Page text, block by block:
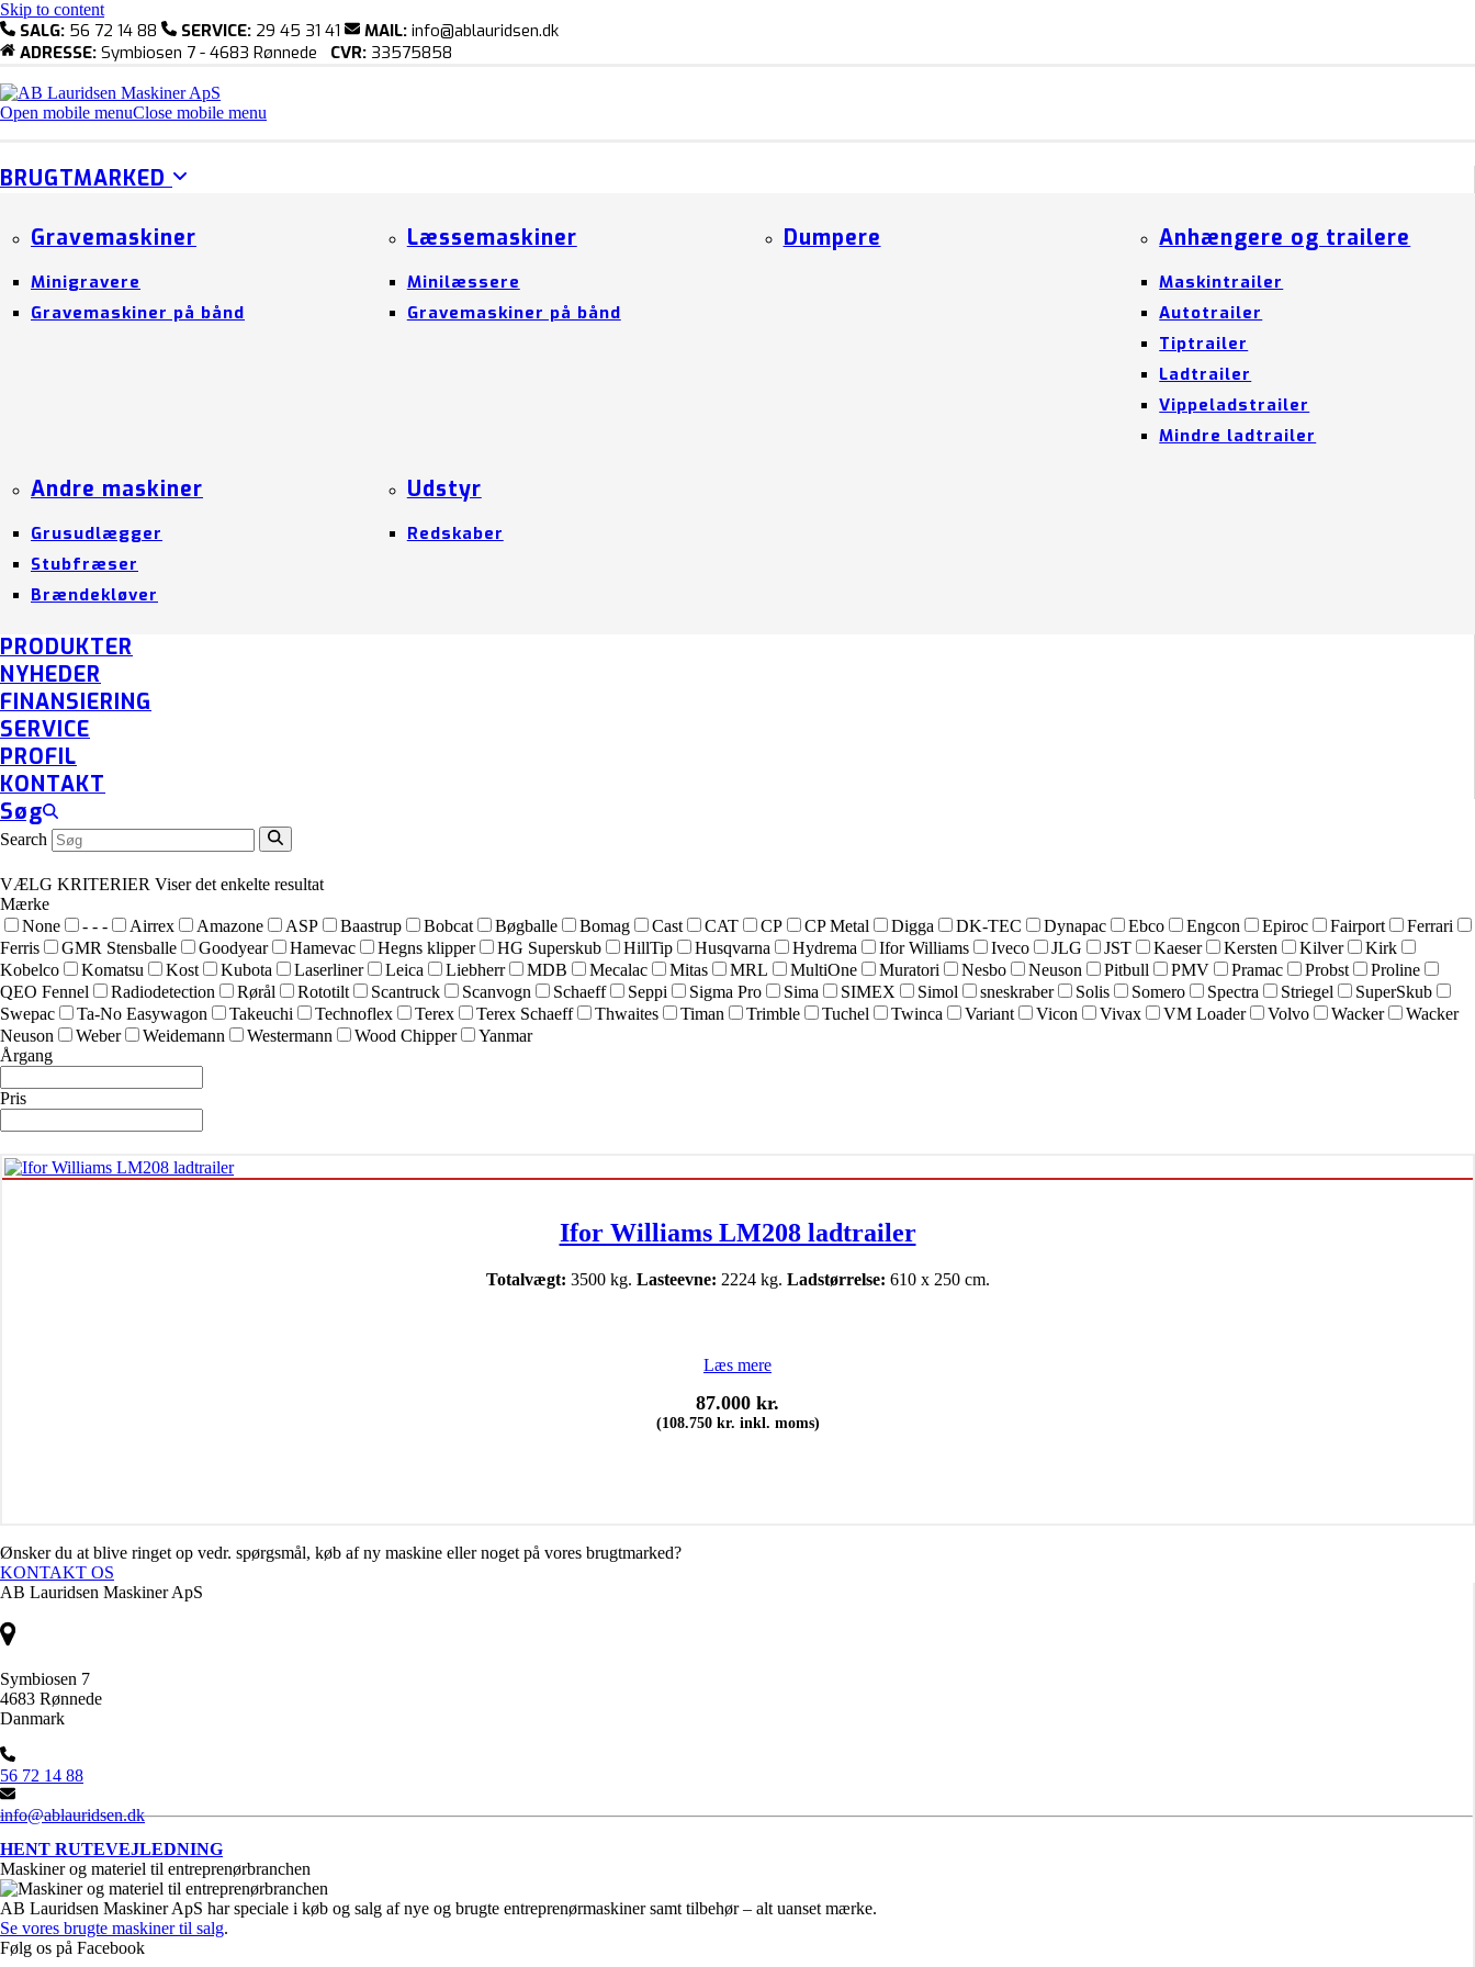
Skip to content
SALG: 56 72 14 88 SERVICE: 29 45 31 41 MAIL: info@ablauridsen.dk
ADRESSE: Symbiosen 7 - 4683 Rønnede CVR: 33575858
Open mobile menuClose mobile menu
BRUGTMARKED
Gravemaskiner
Minigravere
Gravemaskiner på bånd
Læssemaskiner
Minilæssere
Gravemaskiner på bånd
Dumpere Anhængere og trailere
Maskintrailer
Autotrailer
Tiptrailer
Ladtrailer
Vippeladstrailer
Mindre ladtrailer
Andre maskiner
Grusudlægger
Stubfræser
Brændekløver
Udstyr
Redskaber
PRODUKTER
NYHEDER
FINANSIERING
SERVICE
PROFIL
KONTAKT
Søg
Search
VÆLG KRITERIER Viser det enkelte resultat
Mærke
None
- - - Airrex Amazone ASP Baastrup Bobcat Bøgballe Bomag Cast CAT CP CP Metal Digga DK-TEC Dynapac Ebco Engcon Epiroc Fairport
Ferrari
Ferris
GMR Stensballe Goodyear Hamevac Hegns klipper HG Superskub HillTip Husqvarna Hydrema Ifor Williams Iveco JLG JST Kaeser Kersten Kilver
Kirk
Kobelco
Komatsu Kost Kubota Laserliner Leica Liebherr MDB Mecalac Mitas MRL MultiOne Muratori Nesbo Neuson Pitbull PMV Pramac Probst
Proline
QEO Fennel
Radiodetection Rørål Rototilt Scantruck Scanvogn Schaeff Seppi Sigma Pro Sima SIMEX Simol sneskraber Solis Somero Spectra Striegel
SuperSkub
Swepac
Ta-No Easywagon Takeuchi Technoflex Terex Terex Schaeff Thwaites Timan Trimble Tuchel Twinca Variant Vicon Vivax VM Loader Volvo Wacker
Wacker
Neuson
Weber Weidemann Westermann Wood Chipper
Yanmar
Årgang
Pris
Ifor Williams LM208 ladtrailer
Totalvægt: 3500 kg. Lasteevne: 2224 kg. Ladstørrelse: 610 x 250 cm.
Læs mere
87.000 kr.
(108.750 kr. inkl. moms)
Ønsker du at blive ringet op vedr. spørgsmål, køb af ny maskine eller noget på vores brugtmarked?
KONTAKT OS
AB Lauridsen Maskiner ApS
Symbiosen 7
4683 Rønnede
Danmark
56 72 14 88
info@ablauridsen.dk
HENT RUTEVEJLEDNING
Maskiner og materiel til entreprenørbranchen
AB Lauridsen Maskiner ApS har speciale i køb og salg af nye og brugte entreprenørmaskiner samt tilbehør – alt uanset mærke.
Se vores brugte maskiner til salg.
Følg os på Facebook